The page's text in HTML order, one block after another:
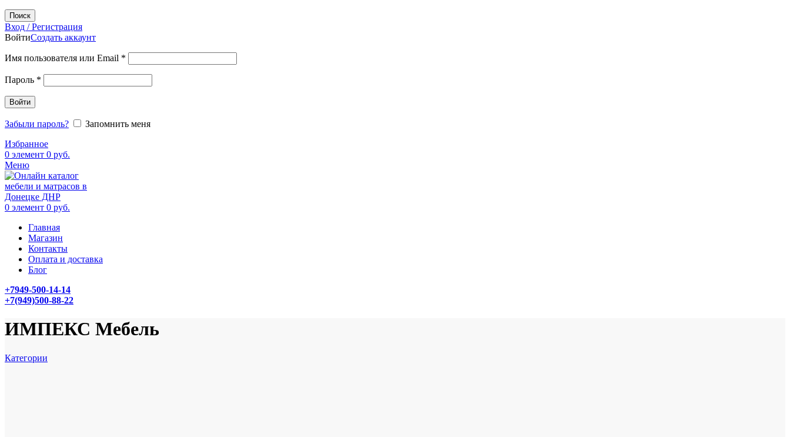
Поиск
Вход / Регистрация
ВойтиСоздать аккаунт
Имя пользователя или Email *
Пароль *
Войти
Забыли пароль?
Запомнить меня
Избранное
0 элемент 0 руб.
Меню
0 элемент 0 руб.
Главная
Магазин
Контакты
Оплата и доставка
Блог
+7949-500-14-14
+7(949)500-88-22
ИМПЕКС Мебель
Категории